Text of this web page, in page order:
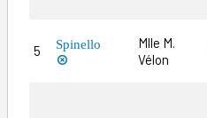
5
Spinello

Mlle M.
Vélon